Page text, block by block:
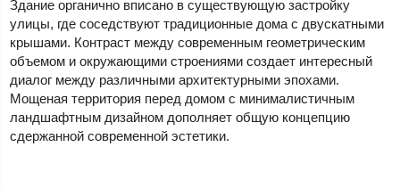
Здание органично вписано в существующую застройку
улицы, где соседствуют традиционные дома с двускатными
крышами. Контраст между современным геометрическим
объемом и окружающими строениями создает интересный
диалог между различными архитектурными эпохами.
Мощеная территория перед домом с минималистичным
ландшафтным дизайном дополняет общую концепцию
сдержанной современной эстетики.